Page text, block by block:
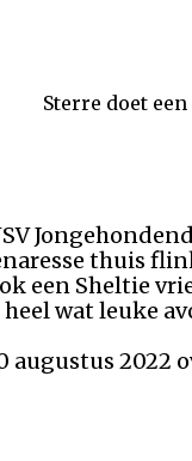
Sterre doet
thuis
een Sheltie
wat leuke
augustus 2022